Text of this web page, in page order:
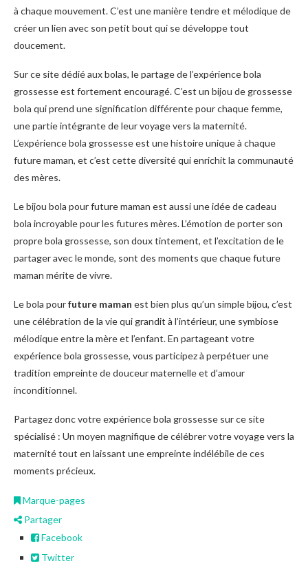
à chaque mouvement. C’est une manière tendre et mélodique de
créer un lien avec son petit bout qui se développe tout
doucement.
Sur ce site dédié aux bolas, le partage de l’expérience bola
grossesse est fortement encouragé. C’est un bijou de grossesse
bola qui prend une signification différente pour chaque femme,
une partie intégrante de leur voyage vers la maternité.
L’expérience bola grossesse est une histoire unique à chaque
future maman, et c’est cette diversité qui enrichit la communauté
des mères.
Le bijou bola pour future maman est aussi une idée de cadeau
bola incroyable pour les futures mères. L’émotion de porter son
propre bola grossesse, son doux tintement, et l’excitation de le
partager avec le monde, sont des moments que chaque future
maman mérite de vivre.
Le bola pourfuture maman est bien plus qu’un simple bijou, c’est
une célébration de la vie qui grandit à l’intérieur, une symbiose
mélodique entre la mère et l’enfant. En partageant votre
expérience bola grossesse, vous participez à perpétuer une
tradition empreinte de douceur maternelle et d’amour
inconditionnel.
Partagez donc votre expérience bola grossesse sur ce site
spécialisé : Un moyen magnifique de célébrer votre voyage vers la
maternité tout en laissant une empreinte indélébile de ces
moments précieux.
Marque-pages
Partager
Facebook
Twitter